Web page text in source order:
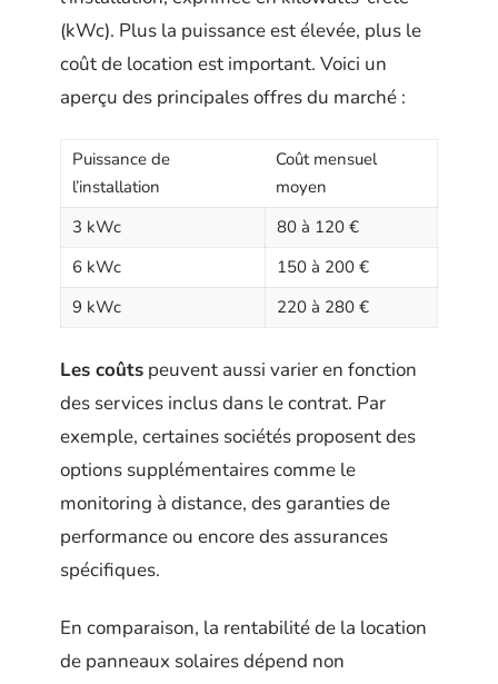
(kWc). Plus la puissance est élevée, plus le
coût de location est important. Voici un
aperçu des principales offres du marché :
Puissance de
l’installation
Coût mensuel
moyen
3 kWc
80 à 120 €
6 kWc
150 à 200 €
9 kWc
220 à 280 €
Les coûts peuvent aussi varier en fonction
des services inclus dans le contrat. Par
exemple, certaines sociétés proposent des
options supplémentaires comme le
monitoring à distance, des garanties de
performance ou encore des assurances
spécifiques.
En comparaison, la rentabilité de la location
de panneaux solaires dépend non